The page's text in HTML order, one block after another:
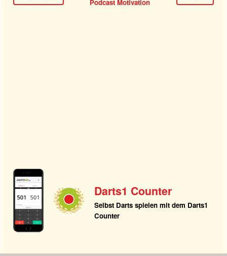
Podcast Motivation
Darts1 Counter
Selbst Darts spielen mit dem Darts1
Counter